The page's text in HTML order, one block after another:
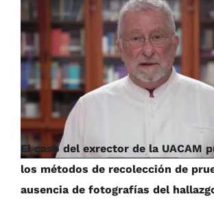
El caso del exrector de la UACAM
los métodos de recolección de
ausencia de fotografías del